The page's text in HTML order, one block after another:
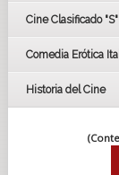
Cine Clasificado "S"
Comedia Erótica
Historia del Cine